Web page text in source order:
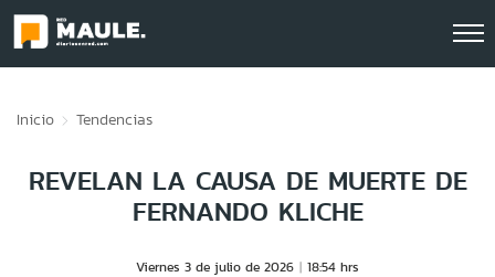
Inicio Tendencias
REVELAN LA CAUSA DE MUERTE DE
FERNANDO KLICHE
Viernes 3 de julio de 2026 18:54 hrs